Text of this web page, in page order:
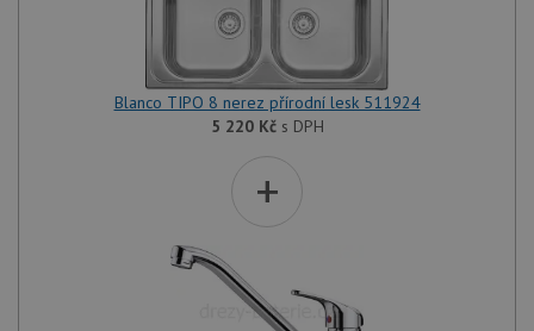
Blanco TIPO 8 nerez přírodní lesk 511924
5 220 Kčs DPH
+